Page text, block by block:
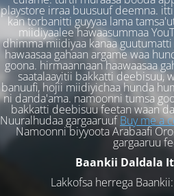
playstore irraa buusuuf deemna.
kan torbanitti guyyaa lama
miidiyaalee hawaasummaa
dhimma miidiyaa kanaa
hawaasaa gahaan argame waa
goona. hirmaannaan haawaasaa
saatalaayitii bakkatti deebisuu,
banuufi, hojii miidiyichaa hunda
ni danda'ama. namoonni tumsa
bakkatti deebisuu feetan waan
Nuuralhudaa gargaaruufBuy me a
Namoonni biyyoota Arabaafi
gargaaruu
Baankii Daldala
Lakkofsa herrega Baankii: